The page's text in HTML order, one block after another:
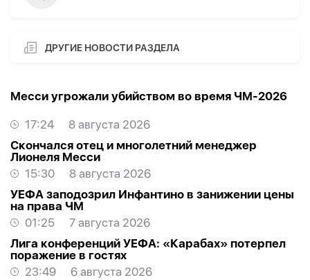
ДРУГИЕ НОВОСТИ РАЗДЕЛА
Месси угрожали убийством во время ЧМ-2026
17:24
8 августа 2026
Скончался отец и многолетний менеджер
Лионеля Месси
15:30
8 августа 2026
УЕФА заподозрил Инфантино в занижении цены
на права ЧМ
01:25
7 августа 2026
Лига конференций УЕФА: «Карабах» потерпел
поражение в гостях
23:49
6 августа 2026